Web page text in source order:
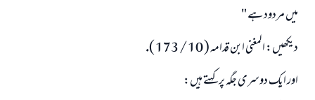
ميں مردود ہے "
ديكھيں: المغنى ابن قدامہ ( 10 / 173 ).
اور ايك دوسرى جگہ پر كہتے ہيں: